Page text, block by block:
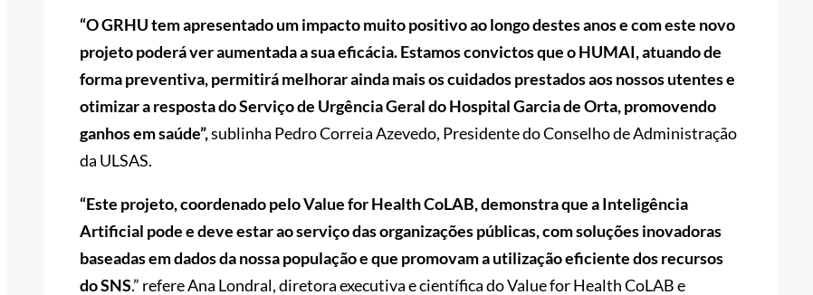
“O GRHU tem apresentado um impacto muito positivo ao longo destes anos e com este novo
projeto poderá ver aumentada a sua eficácia. Estamos convictos que o HUMAI, atuando de
forma preventiva, permitirá melhorar ainda mais os cuidados prestados aos nossos utentes e
otimizar a resposta do Serviço de Urgência Geral do Hospital Garcia de Orta, promovendo
ganhos em saúde”,sublinha Pedro Correia Azevedo, Presidente do Conselho de Administração
da ULSAS.
“Este projeto, coordenado pelo Value for Health CoLAB, demonstra que a Inteligência
Artificial pode e deve estar ao serviço das organizações públicas, com soluções inovadoras
baseadas em dados da nossa população e que promovam a utilização eficiente dos recursos
do SNS.” refere Ana Londral, diretora executiva e científica do Value for Health CoLAB e